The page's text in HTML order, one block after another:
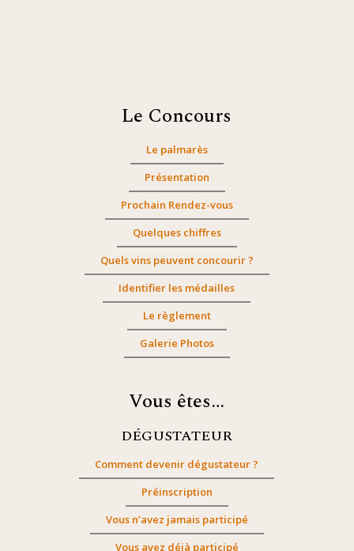
Le Concours
Le palmarès
Présentation
Prochain Rendez-vous
Quelques chiffres
Quels vins peuvent concourir ?
Identifier les médailles
Le règlement
Galerie Photos
Vous êtes…
DÉGUSTATEUR
Comment devenir dégustateur ?
Préinscription
Vous n’avez jamais participé
Vous avez déjà participé